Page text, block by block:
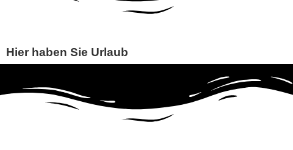
Hier haben Sie Urlaub